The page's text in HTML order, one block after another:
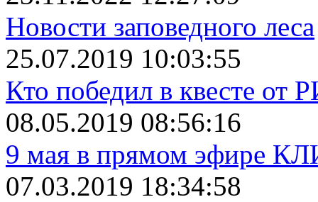
Новости заповедного леса
25.07.2019 10:03:55
Кто победил в квесте от
08.05.2019 08:56:16
9 мая в прямом эфире
07.03.2019 18:34:58